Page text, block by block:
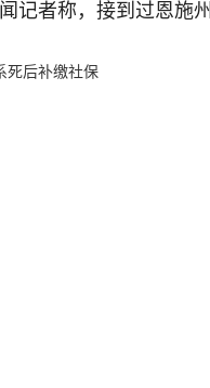
记者称，接到过恩施
死后补缴社保